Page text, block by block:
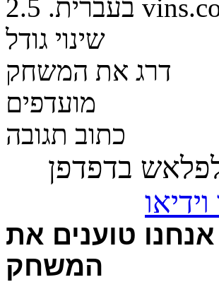
בעברית. 2.5
שינוי גודל
דרג את המשחק
מועדפים
כתוב תגובה
בדפדפן
טוענים את
המשחק